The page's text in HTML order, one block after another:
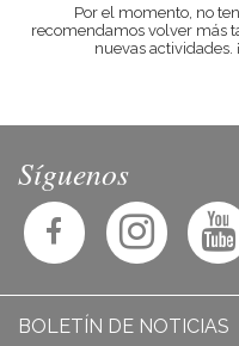
Por el momento, no
recomendamos volver más
nuevas actividades.
Síguenos
BOLETÍN DE NOTICIAS